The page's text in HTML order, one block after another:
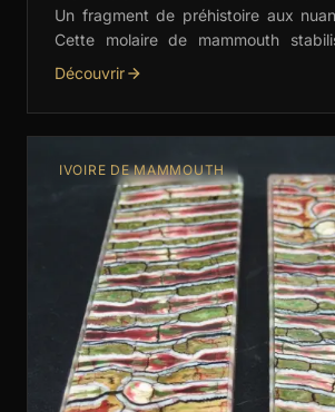
Un fragment de préhistoire aux
Cette molaire de mammouth
dégradés subtils de vert, est idéale
Découvrir
IVOIRE DE MAMMOUTH